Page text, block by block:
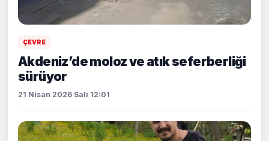
ÇEVRE
Akdeniz’de moloz ve atık seferberliği
sürüyor
21 Nisan 2026 Salı 12:01